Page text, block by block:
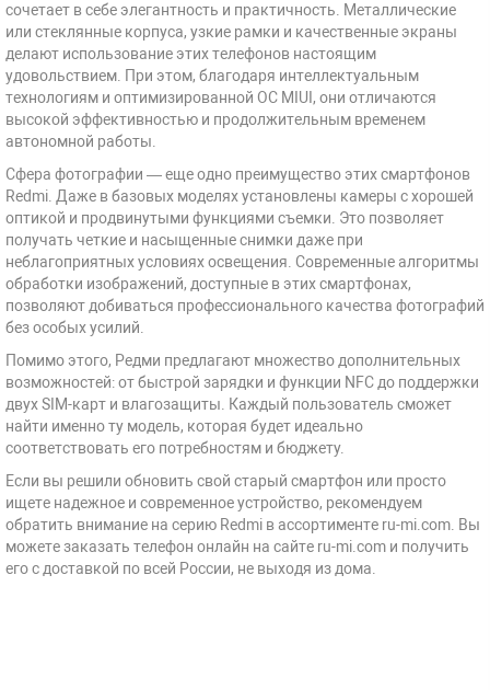
сочетает в себе элегантность и практичность. Металлические
или стеклянные корпуса, узкие рамки и качественные экраны
делают использование этих телефонов настоящим
удовольствием. При этом, благодаря интеллектуальным
технологиям и оптимизированной ОС MIUI, они отличаются
высокой эффективностью и продолжительным временем
автономной работы.
Сфера фотографии — еще одно преимущество этих смартфонов
Redmi. Даже в базовых моделях установлены камеры с хорошей
оптикой и продвинутыми функциями съемки. Это позволяет
получать четкие и насыщенные снимки даже при
неблагоприятных условиях освещения. Современные алгоритмы
обработки изображений, доступные в этих смартфонах,
позволяют добиваться профессионального качества фотографий
без особых усилий.
Помимо этого, Редми предлагают множество дополнительных
возможностей: от быстрой зарядки и функции NFC до поддержки
двух SIM-карт и влагозащиты. Каждый пользователь сможет
найти именно ту модель, которая будет идеально
соответствовать его потребностям и бюджету.
Если вы решили обновить свой старый смартфон или просто
ищете надежное и современное устройство, рекомендуем
обратить внимание на серию Redmi в ассортименте ru-mi.com. Вы
можете заказать телефон онлайн на сайте ru-mi.com и получить
его с доставкой по всей России, не выходя из дома.